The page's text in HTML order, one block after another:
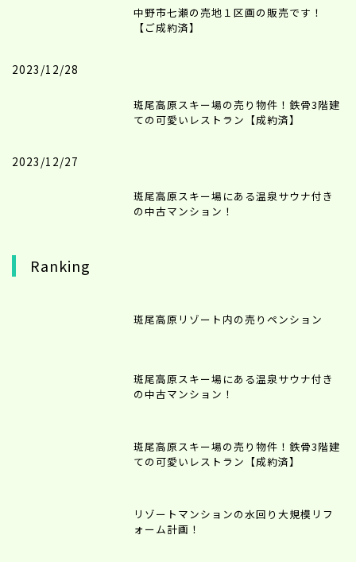
中野市七瀬の売地１区画の販売です！
【ご成約済】
2023/12/28
斑尾高原スキー場の売り物件！鉄骨3階建
ての可愛いレストラン【成約済】
2023/12/27
斑尾高原スキー場にある温泉サウナ付き
の中古マンション！
Ranking
斑尾高原リゾート内の売りペンション
斑尾高原スキー場にある温泉サウナ付き
の中古マンション！
斑尾高原スキー場の売り物件！鉄骨3階建
ての可愛いレストラン【成約済】
リゾートマンションの水回り大規模リフ
ォーム計画！